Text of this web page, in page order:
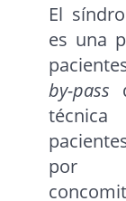
El
es una
by-pass
por